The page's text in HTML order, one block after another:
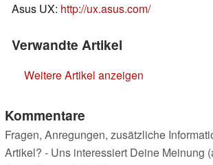
Asus UX: http://ux.asus.com/
Verwandte Artikel
Weitere Artikel anzeigen
Kommentare
Fragen, Anregungen, zusätzliche
Artikel? - Uns interessiert Deine Meinung